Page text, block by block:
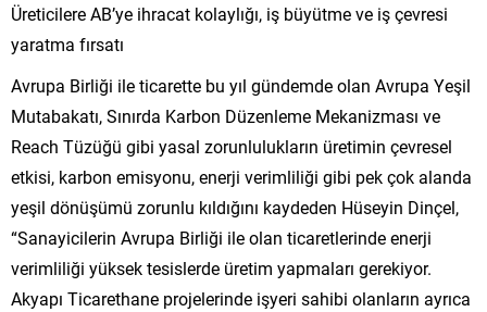
Üreticilere AB’ye ihracat kolaylığı, iş büyütme ve iş çevresi
yaratma fırsatı
Avrupa Birliği ile ticarette bu yıl gündemde olan Avrupa Yeşil
Mutabakatı, Sınırda Karbon Düzenleme Mekanizması ve
Reach Tüzüğü gibi yasal zorunlulukların üretimin çevresel
etkisi, karbon emisyonu, enerji verimliliği gibi pek çok alanda
yeşil dönüşümü zorunlu kıldığını kaydeden Hüseyin Dinçel,
“Sanayicilerin Avrupa Birliği ile olan ticaretlerinde enerji
verimliliği yüksek tesislerde üretim yapmaları gerekiyor.
Akyapı Ticarethane projelerinde işyeri sahibi olanların ayrıca